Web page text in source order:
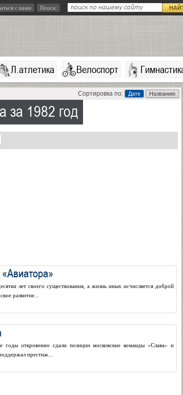
с нами Поиск:
Л.атлетика Велоспорт
Сортировка по: Дате Названию
за 1982 год
лет своего существования, а жизнь иных исчисляется доброй
развитие...
откровенно сдали позиции московские команды «Слава» и
престиж...